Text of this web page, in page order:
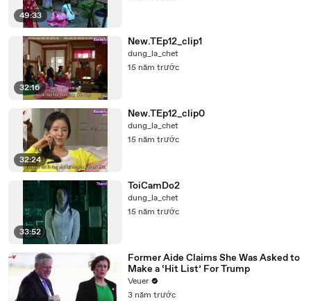
49:33
32:16
New.TEp12_clip1
dung_la_chet
15 năm trước
32:24
New.TEp12_clip0
dung_la_chet
15 năm trước
33:52
ToiCamDo2
dung_la_chet
15 năm trước
Former Aide Claims She Was Asked to
Make a ‘Hit List’ For Trump
Veuer
3 năm trước